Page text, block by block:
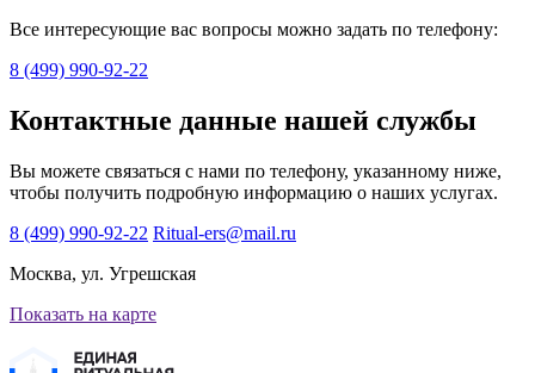
Все интересующие вас вопросы можно задать по телефону:
8 (499) 990-92-22
Контактные данные нашей службы
Вы можете связаться с нами по телефону, указанному ниже,
чтобы получить подробную информацию о наших услугах.
8 (499) 990-92-22 Ritual-ers@mail.ru
Москва, ул. Угрешская
Показать на карте